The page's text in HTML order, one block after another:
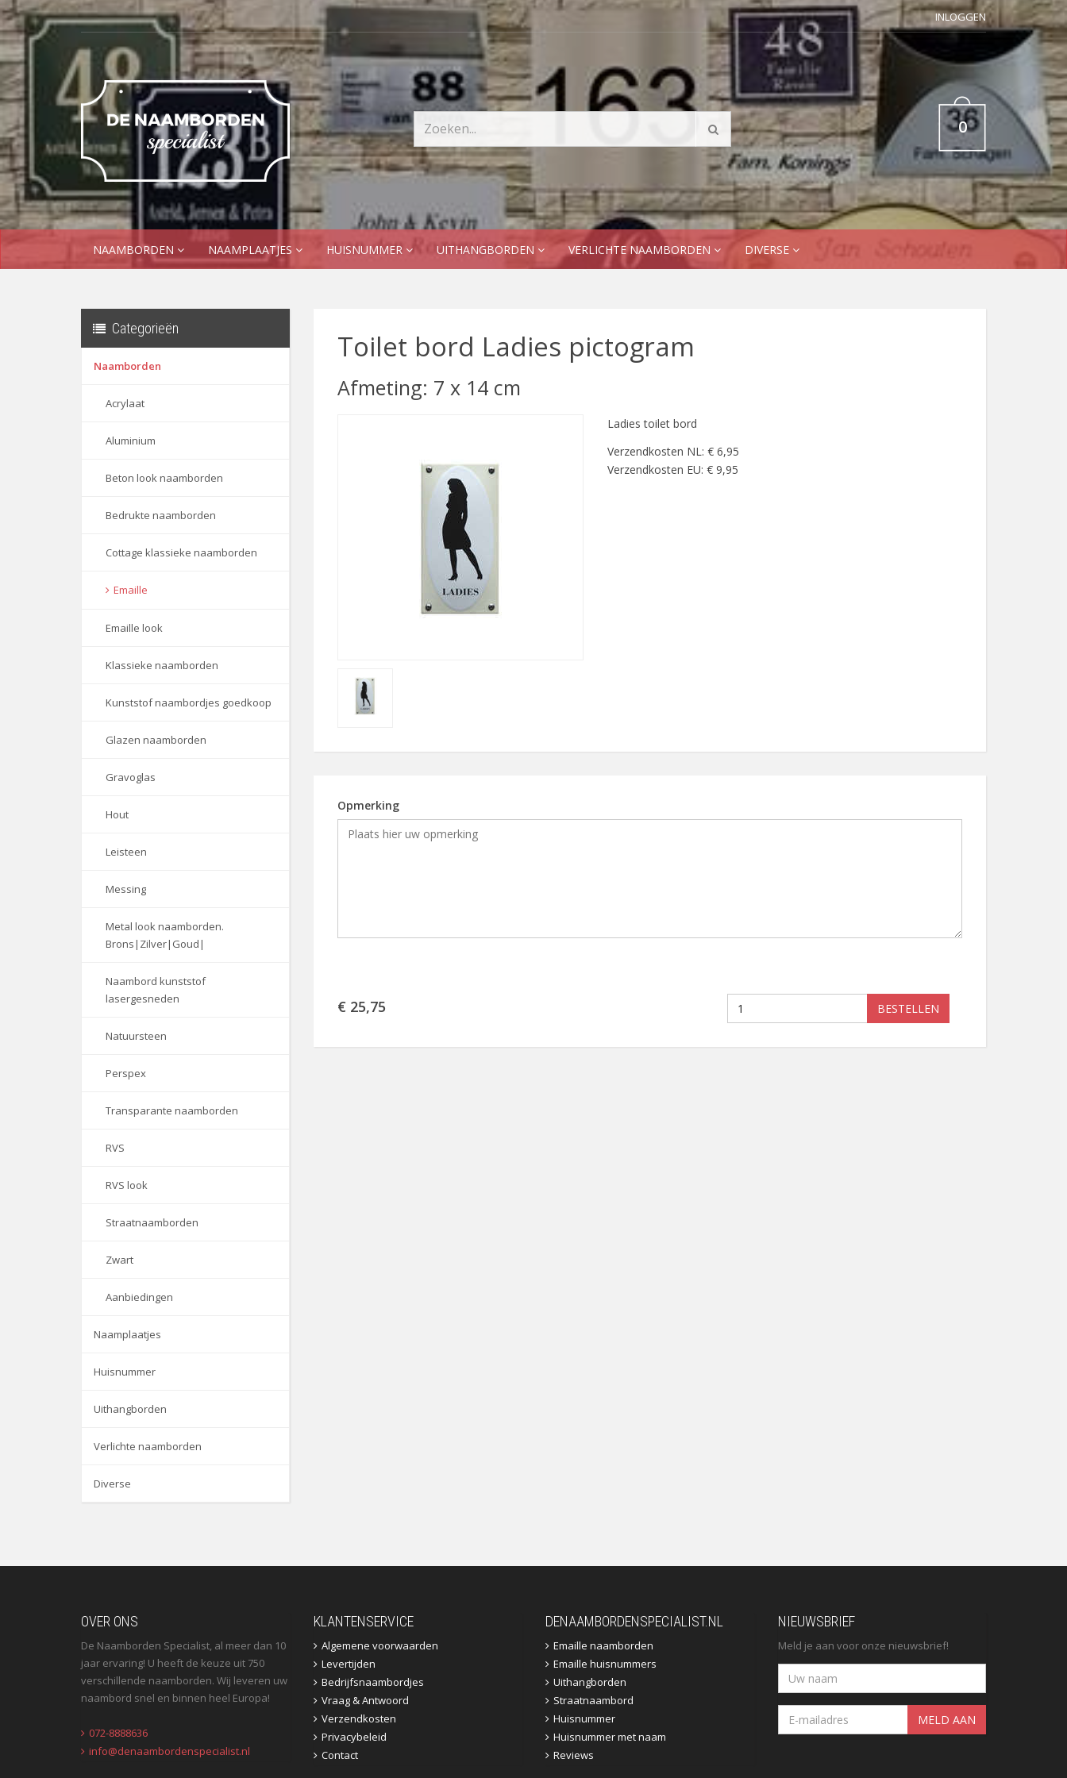
INLOGGEN
0
NAAMBORDEN NAAMPLAATJES HUISNUMMER UITHANGBORDEN VERLICHTE NAAMBORDEN DIVERSE
Categorieën
Naamborden
Acrylaat
Aluminium
Beton look naamborden
Bedrukte naamborden
Cottage klassieke naamborden
Emaille
Emaille look
Klassieke naamborden
Kunststof naambordjes goedkoop
Glazen naamborden
Gravoglas
Hout
Leisteen
Messing
Metal look naamborden.
Brons|Zilver|Goud|
Naambord kunststof
lasergesneden
Natuursteen
Perspex
Transparante naamborden
RVS
RVS look
Straatnaamborden
Zwart
Aanbiedingen
Naamplaatjes
Huisnummer
Uithangborden
Verlichte naamborden
Diverse
Toilet bord Ladies pictogram
Afmeting: 7 x 14 cm
Ladies toilet bord
Verzendkosten NL: € 6,95
Verzendkosten EU: € 9,95
Opmerking
€ 25,75 BESTELLEN
OVER ONS
De Naamborden Specialist, al meer dan 10
jaar ervaring! U heeft de keuze uit 750
verschillende naamborden. Wij leveren uw
naambord snel en binnen heel Europa!
072-8888636
info@denaambordenspecialist.nl
KLANTENSERVICE
Algemene voorwaarden
Levertijden
Bedrijfsnaambordjes
Vraag & Antwoord
Verzendkosten
Privacybeleid
Contact
DENAAMBORDENSPECIALIST.NL
Emaille naamborden
Emaille huisnummers
Uithangborden
Straatnaambord
Huisnummer
Huisnummer met naam
Reviews
NIEUWSBRIEF
Meld je aan voor onze nieuwsbrief!
MELD AAN